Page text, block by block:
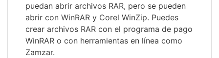
puedan abrir archivos RAR, pero se pueden
abrir con WinRAR y Corel WinZip. Puedes
crear archivos RAR con el programa de pago
WinRAR o con herramientas en línea como
Zamzar.